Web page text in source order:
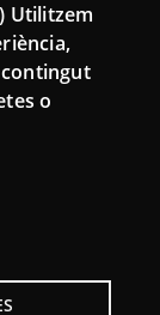
Utilitzem
o